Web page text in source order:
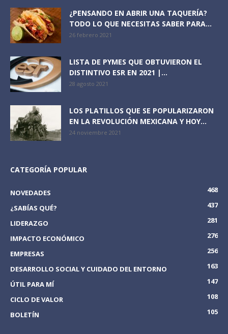
¿PENSANDO EN ABRIR UNA TAQUERÍA?
TODO LO QUE NECESITAS SABER PARA...
26 febrero 2021
LISTA DE PYMES QUE OBTUVIERON EL
DISTINTIVO ESR EN 2021 |...
28 agosto 2021
LOS PLATILLOS QUE SE POPULARIZARON
EN LA REVOLUCIÓN MEXICANA Y HOY...
24 noviembre 2021
CATEGORÍA POPULAR
NOVEDADES
468
¿SABÍAS QUÉ?
437
LIDERAZGO
281
IMPACTO ECONÓMICO
276
EMPRESAS
256
DESARROLLO SOCIAL Y CUIDADO DEL ENTORNO
163
ÚTIL PARA MÍ
147
CICLO DE VALOR
108
BOLETÍN
105